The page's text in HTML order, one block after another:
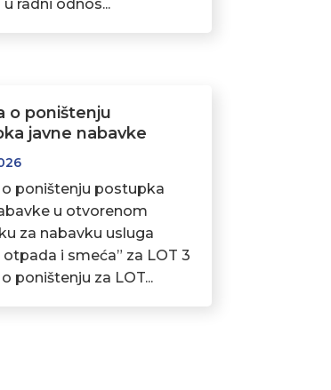
radni odnos...
o poništenju
javne nabavke
poništenju postupka
u otvorenom
za nabavku usluga
otpada i smeća” za LOT 3
poništenju za LOT...